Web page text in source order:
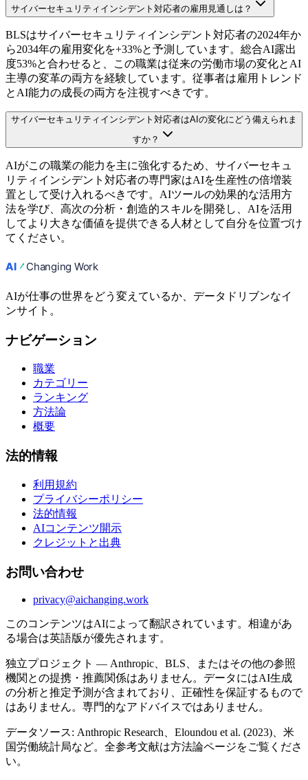
サイバーセキュリティインシデント対応者の雇用見通しは？
BLSはサイバーセキュリティインシデント対応者の2024年か
ら2034年の雇用変化を+33%と予測しています。総合AI露出
度53%と合わせると、この職業は従来の労働市場の変化とAI
主導の変革の両方を経験しています。従事者は雇用トレンド
とAI能力の成長の両方を注視すべきです。
サイバーセキュリティインシデント対応者はAIの変化にどう備えられま
すか？
AIがこの職業の能力を主に強化するため、サイバーセキュ
リティインシデント対応者の専門家はAIを生産性の倍増装
置として受け入れるべきです。AIツールの効果的な活用方
法を学び、高次の分析・創造的スキルを開発し、AIを活用
してより大きな価値を提供できる人材として自分を位置づけ
てください。
AIが仕事の世界をどう変えているか、データドリブンなイ
ンサイト。
ナビゲーション
職業
カテゴリー
ランキング
方法論
概要
法的情報
利用規約
プライバシーポリシー
法的情報
AIコンテンツ開示
クレジットと出典
お問い合わせ
privacy@aichanging.work
このコンテンツはAIによって翻訳されています。相違があ
る場合は英語版が優先されます。
独立プロジェクト — Anthropic、BLS、またはその他の参照
機関との提携・推薦関係はありません。データにはAI生成
の分析と推定予測が含まれており、正確性を保証するもので
はありません。専門的なアドバイスではありません。
データソース: Anthropic Research、Eloundou et al. (2023)、米
国労働統計局など。全参考文献は方法論ページをご覧くださ
い。